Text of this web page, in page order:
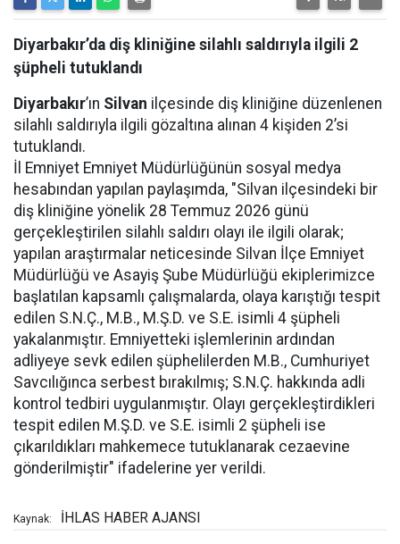
Diyarbakır’da diş kliniğine silahlı saldırıyla ilgili 2
şüpheli tutuklandı
Diyarbakır’ın Silvan ilçesinde diş kliniğine düzenlenen
silahlı saldırıyla ilgili gözaltına alınan 4 kişiden 2’si
tutuklandı.
İl Emniyet Emniyet Müdürlüğünün sosyal medya
hesabından yapılan paylaşımda, "Silvan ilçesindeki bir
diş kliniğine yönelik 28 Temmuz 2026 günü
gerçekleştirilen silahlı saldırı olayı ile ilgili olarak;
yapılan araştırmalar neticesinde Silvan İlçe Emniyet
Müdürlüğü ve Asayiş Şube Müdürlüğü ekiplerimizce
başlatılan kapsamlı çalışmalarda, olaya karıştığı tespit
edilen S.N.Ç., M.B., M.Ş.D. ve S.E. isimli 4 şüpheli
yakalanmıştır. Emniyetteki işlemlerinin ardından
adliyeye sevk edilen şüphelilerden M.B., Cumhuriyet
Savcılığınca serbest bırakılmış; S.N.Ç. hakkında adli
kontrol tedbiri uygulanmıştır. Olayı gerçekleştirdikleri
tespit edilen M.Ş.D. ve S.E. isimli 2 şüpheli ise
çıkarıldıkları mahkemece tutuklanarak cezaevine
gönderilmiştir" ifadelerine yer verildi.
Kaynak: İHLAS HABER AJANSI